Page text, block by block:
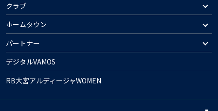
クラブ
ホームタウン
パートナー
デジタルVAMOS
RB大宮アルディージャWOMEN